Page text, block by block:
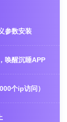
参数安装
唤醒沉睡APP
个ip访问）